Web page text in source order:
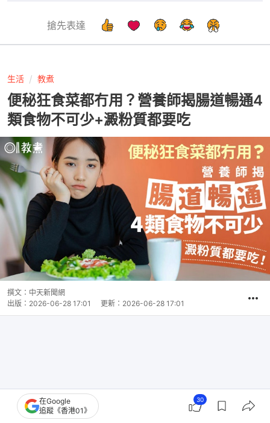
搶先表達
生活 教煮
便秘狂食菜都冇用？營養師揭腸道暢通4
類食物不可少+澱粉質都要吃
撰文： 中天新聞網
出版： 2026-06-28 17:01 更新： 2026-06-28 17:01
在Google
追蹤《香港01》
30